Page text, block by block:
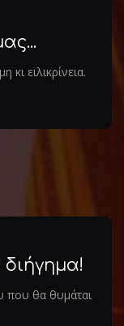
ειλικρίνεια.
που θα θυμάται